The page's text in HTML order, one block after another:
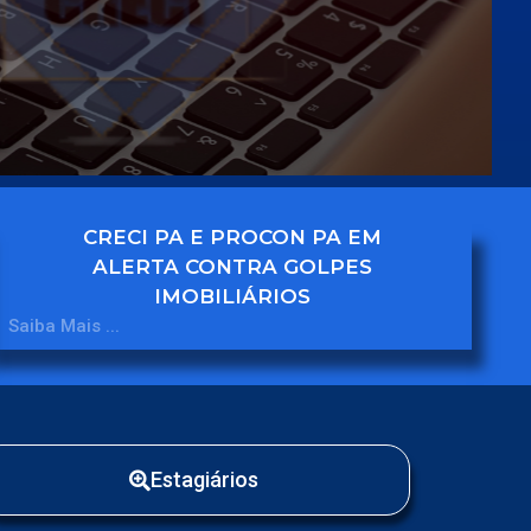
CRECI PA E PROCON PA EM
ALERTA CONTRA GOLPES
IMOBILIÁRIOS
Saiba Mais ...
Estagiários